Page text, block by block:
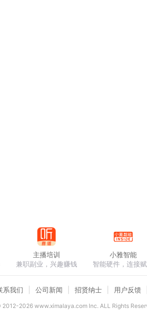
主播培训
兼职副业，兴趣赚钱
小雅智能
智能硬件，连接
系我们 公司新闻 招贤纳士 用户反馈
2012-2026www.ximalaya.com lnc. ALL Rights